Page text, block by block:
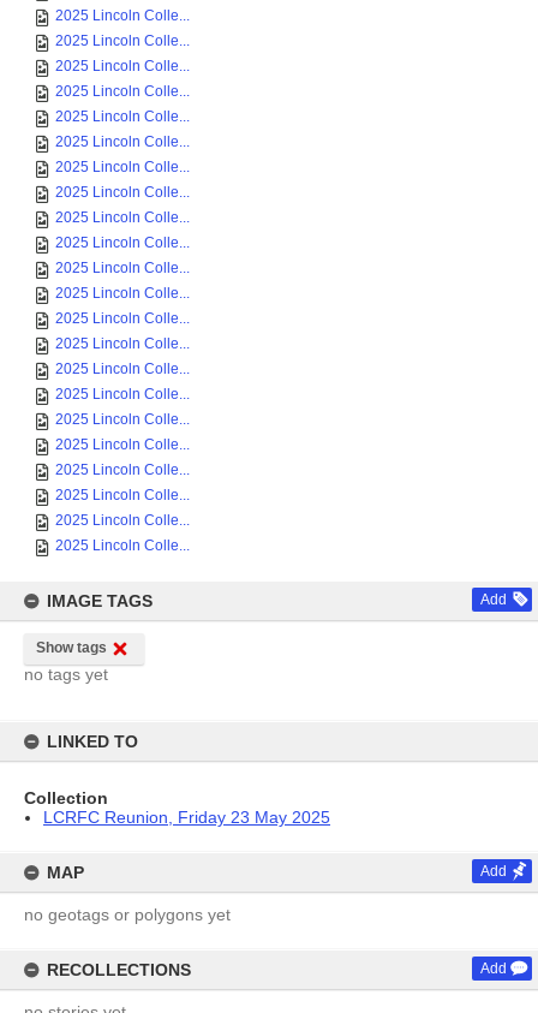
2025 Lincoln Colle...
2025 Lincoln Colle...
2025 Lincoln Colle...
2025 Lincoln Colle...
2025 Lincoln Colle...
2025 Lincoln Colle...
2025 Lincoln Colle...
2025 Lincoln Colle...
2025 Lincoln Colle...
2025 Lincoln Colle...
2025 Lincoln Colle...
2025 Lincoln Colle...
2025 Lincoln Colle...
2025 Lincoln Colle...
2025 Lincoln Colle...
2025 Lincoln Colle...
2025 Lincoln Colle...
2025 Lincoln Colle...
2025 Lincoln Colle...
2025 Lincoln Colle...
2025 Lincoln Colle...
2025 Lincoln Colle...
IMAGE TAGS Add
Show tags
no tags yet
LINKED TO
Collection
LCRFC Reunion, Friday 23 May 2025
MAP Add
no geotags or polygons yet
RECOLLECTIONS Add